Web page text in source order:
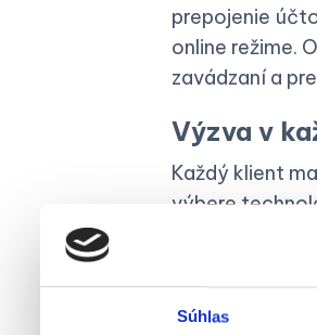
Súhlas
prepojenie
online režime.
zavádzaní a
Výzva v
Každý klient
výbere
Hľadanie